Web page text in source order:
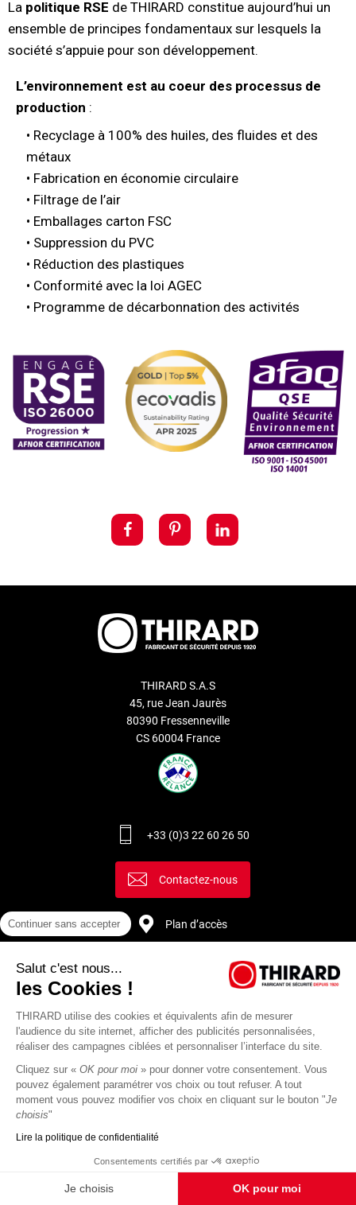
La politique RSE de THIRARD constitue aujourd’hui un
ensemble de principes fondamentaux sur lesquels la
société s’appuie pour son développement.
L’environnement est au coeur des processus de
production :
• Recyclage à 100% des huiles, des fluides et des
métaux
• Fabrication en économie circulaire
• Filtrage de l’air
• Emballages carton FSC
• Suppression du PVC
• Réduction des plastiques
• Conformité avec la loi AGEC
• Programme de décarbonnation des activités
THIRARD S.A.S
45, rue Jean Jaurès
80390 Fressenneville
CS 60004 France
+33 (0)3 22 60 26 50
Contactez-nous
Plan d’accès
protection des
Thirard
de
Continuer sans accepter
Salut c'est nous...
les Cookies !
THIRARD utilise des cookies et équivalents afin de mesurer
l'audience du site internet, afficher des publicités personnalisées,
réaliser des campagnes ciblées et personnaliser l’interface du site.
Cliquez sur « OK pour moi » pour donner votre consentement. Vous
pouvez également paramétrer vos choix ou tout refuser. A tout
moment vous pouvez modifier vos choix en cliquant sur le bouton "Je
choisis"
Lire la politique de confidentialité
Consentements certifiés par
Je choisis OK pour moi